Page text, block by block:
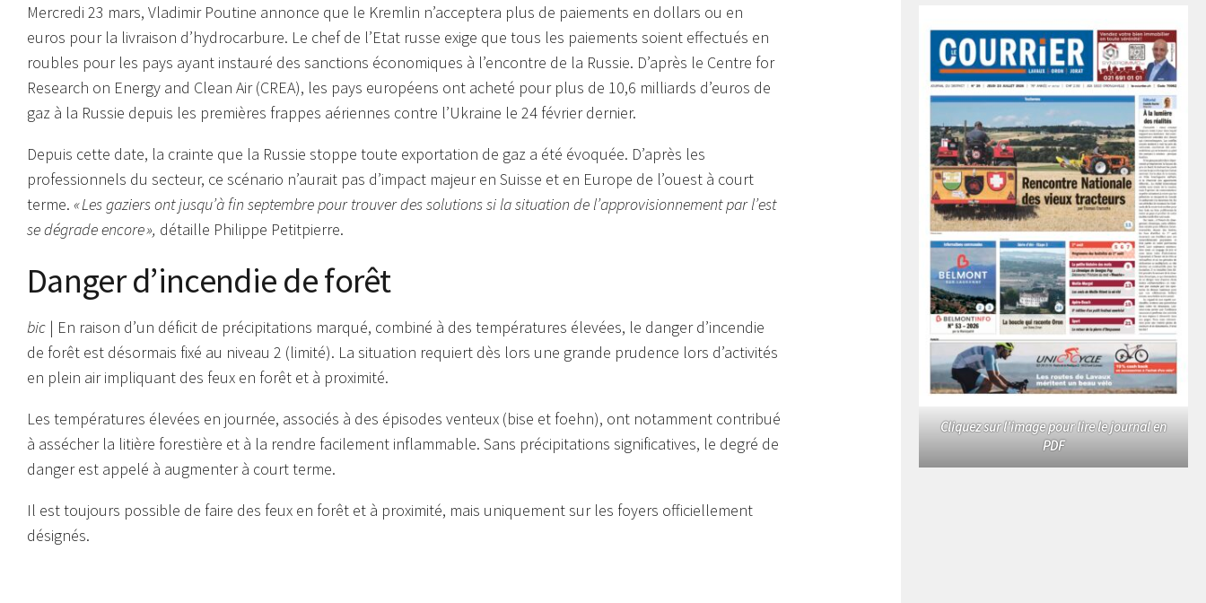
Mercredi 23 mars, Vladimir Poutine annonce que le Kremlin n’acceptera plus de paiements en dollars ou en
euros pour la livraison d’hydrocarbure. Le chef de l’Etat russe exige que tous les paiements soient effectués en
roubles pour les pays ayant instauré des sanctions économiques à l’encontre de la Russie. D’après le Centre for
Research on Energy and Clean Air (CREA), les pays européens ont acheté pour plus de 10,6 milliards d’euros de
gaz à la Russie depuis les premières frappes aériennes contre l’Ukraine le 24 février dernier.
Depuis cette date, la crainte que la Russie stoppe toute exportation de gaz a été évoquée. D’après les
professionnels du secteur, ce scénario n’aurait pas d’impact majeur en Suisse et en Europe de l’ouest à court
terme. « Les gaziers ont jusqu’à fin septembre pour trouver des solutions si la situation de l’approvisionnement par l’est
se dégrade encore », détaille Philippe Petitpierre.
Danger d’incendie de forêt
bic | En raison d’un déficit de précipitations marqué, combiné à des températures élevées, le danger d’incendie
de forêt est désormais fixé au niveau 2 (limité). La situation requiert dès lors une grande prudence lors d’activités
en plein air impliquant des feux en forêt et à proximité.
Les températures élevées en journée, associés à des épisodes venteux (bise et foehn), ont notamment contribué
à assécher la litière forestière et à la rendre facilement inflammable. Sans précipitations significatives, le degré de
danger est appelé à augmenter à court terme.
Il est toujours possible de faire des feux en forêt et à proximité, mais uniquement sur les foyers officiellement
désignés.
Cliquez sur l'image pour lire le journal en
PDF